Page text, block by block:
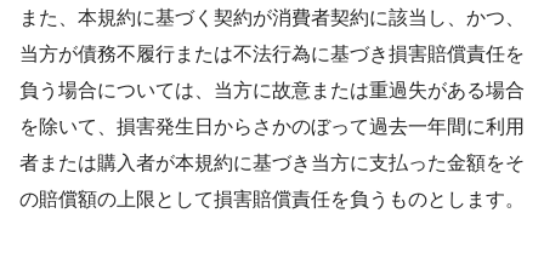
また、本規約に基づく契約が消費者契約に該当し、かつ、
当方が債務不履行または不法行為に基づき損害賠償責任を
負う場合については、当方に故意または重過失がある場合
を除いて、損害発生日からさかのぼって過去一年間に利用
者または購入者が本規約に基づき当方に支払った金額をそ
の賠償額の上限として損害賠償責任を負うものとします。